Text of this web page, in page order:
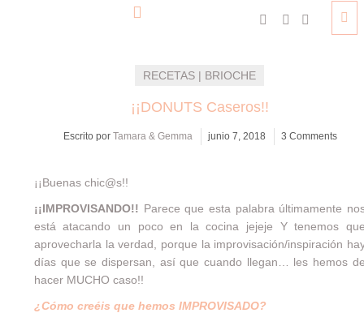
RECETAS | BRIOCHE
¡¡DONUTS Caseros!!
Escrito porTamara & Gemma junio 7, 2018 3 Comments
¡¡Buenas chic@s!!
¡¡IMPROVISANDO!! Parece que esta palabra últimamente
está atacando un poco en la cocina jejeje Y tenemos
aprovecharla la verdad, porque la improvisación/inspiración
días que se dispersan, así que cuando llegan… les hemos
hacer MUCHO caso!!
¿Cómo creéis que hemos IMPROVISADO?